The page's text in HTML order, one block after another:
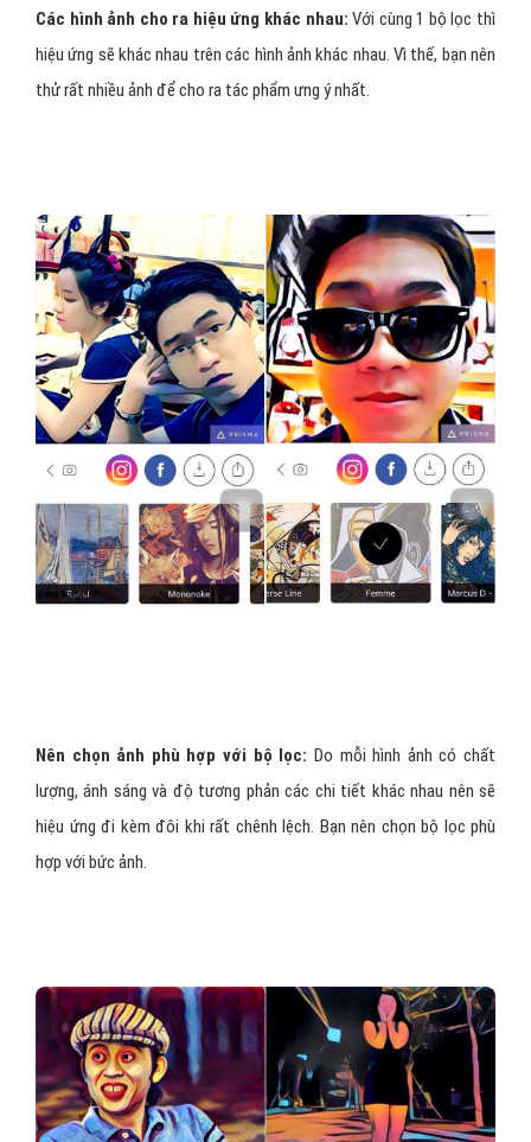
Các hình ảnh cho ra hiệu ứng khác nhau: Với cùng 1 bộ lọc thì
hiệu ứng sẽ khác nhau trên các hình ảnh khác nhau. Vì thế, bạn nên
thử rất nhiều ảnh để cho ra tác phẩm ưng ý nhất.
Nên chọn ảnh phù hợp với bộ lọc: Do mỗi hình ảnh có chất
lượng, ánh sáng và độ tương phản các chi tiết khác nhau nên sẽ
hiệu ứng đi kèm đôi khi rất chênh lệch. Bạn nên chọn bộ lọc phù
hợp với bức ảnh.